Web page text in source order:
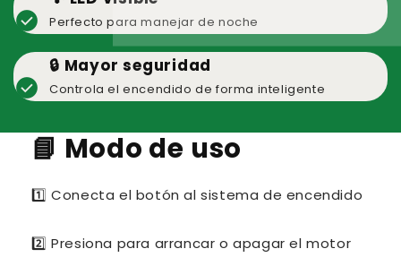
check_circle Perfecto para manejar de noche
check_circle
🔒 Mayor seguridad
Controla el encendido de forma inteligente
📘 Modo de uso
1️⃣ Conecta el botón al sistema de encendido
2️⃣ Presiona para arrancar o apagar el motor